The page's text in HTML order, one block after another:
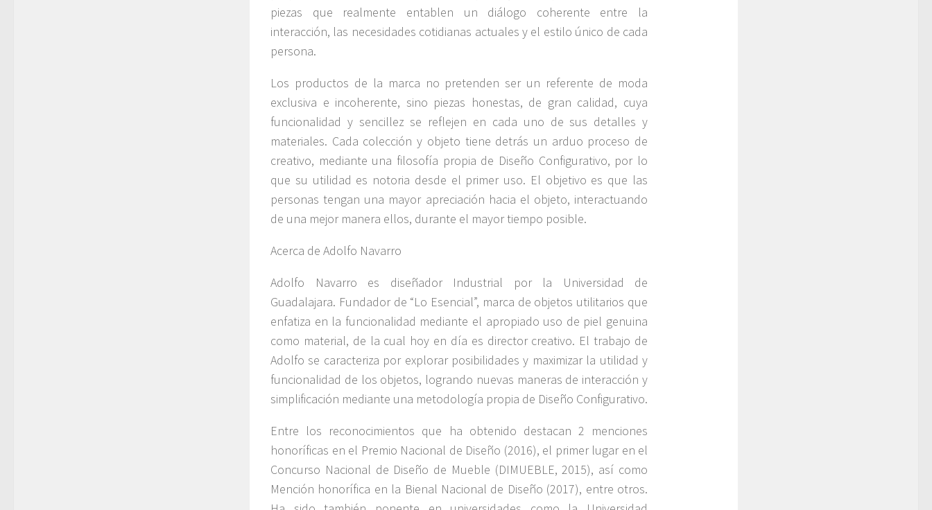
piezas que realmente entablen un diálogo coherente entre la
interacción, las necesidades cotidianas actuales y el estilo único de cada
persona.
Los productos de la marca no pretenden ser un referente de moda
exclusiva e incoherente, sino piezas honestas, de gran calidad, cuya
funcionalidad y sencillez se reflejen en cada uno de sus detalles y
materiales. Cada colección y objeto tiene detrás un arduo proceso de
creativo, mediante una filosofía propia de Diseño Configurativo, por lo
que su utilidad es notoria desde el primer uso. El objetivo es que las
personas tengan una mayor apreciación hacia el objeto, interactuando
de una mejor manera ellos, durante el mayor tiempo posible.
Acerca de Adolfo Navarro
Adolfo Navarro es diseñador Industrial por la Universidad de
Guadalajara. Fundador de “Lo Esencial”, marca de objetos utilitarios que
enfatiza en la funcionalidad mediante el apropiado uso de piel genuina
como material, de la cual hoy en día es director creativo. El trabajo de
Adolfo se caracteriza por explorar posibilidades y maximizar la utilidad y
funcionalidad de los objetos, logrando nuevas maneras de interacción y
simplificación mediante una metodología propia de Diseño Configurativo.
Entre los reconocimientos que ha obtenido destacan 2 menciones
honoríficas en el Premio Nacional de Diseño (2016), el primer lugar en el
Concurso Nacional de Diseño de Mueble (DIMUEBLE, 2015), así como
Mención honorífica en la Bienal Nacional de Diseño (2017), entre otros.